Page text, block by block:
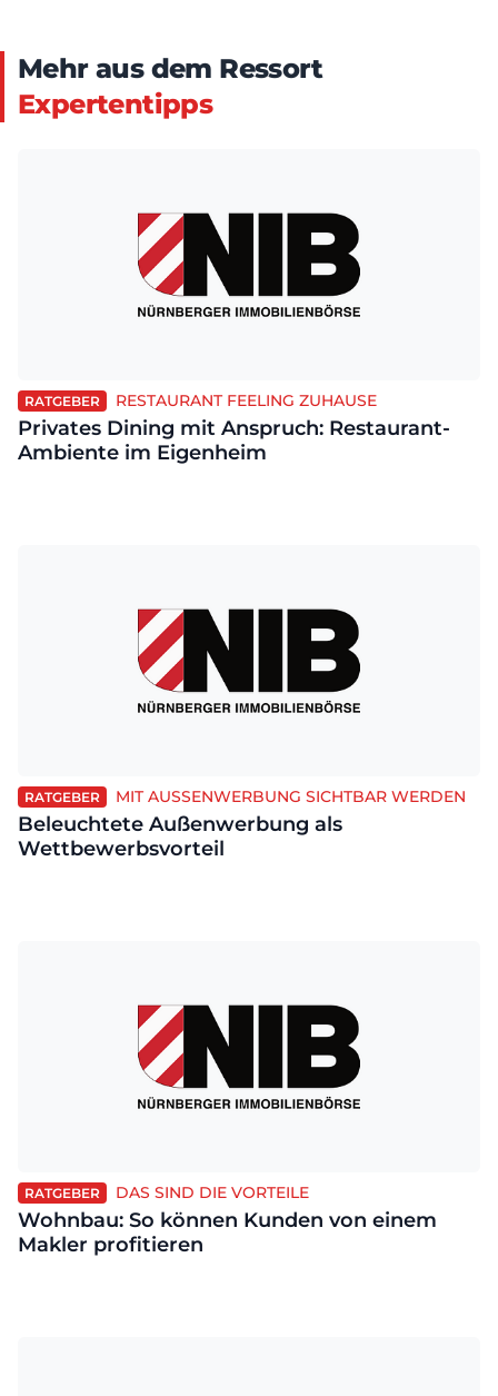
Mehr aus dem Ressort
Expertentipps
RATGEBER RESTAURANT FEELING ZUHAUSE
Privates Dining mit Anspruch: Restaurant-
Ambiente im Eigenheim
RATGEBER MIT AUSSENWERBUNG SICHTBAR WERDEN
Beleuchtete Außenwerbung als
Wettbewerbsvorteil
RATGEBER DAS SIND DIE VORTEILE
Wohnbau: So können Kunden von einem
Makler profitieren